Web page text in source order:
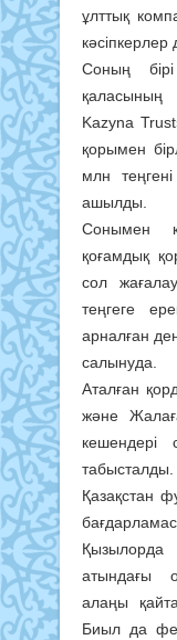
ұлттық
Соның
Kazyna
қорымен
млн
ашылды.
Сонымен
қоғамдық
сол
теңгеге
арналған
салынуда.
Аталған
және
кешендері
табысталды.
Қазақстан
Қызылорда
атындағы
алаңы
Биыл да